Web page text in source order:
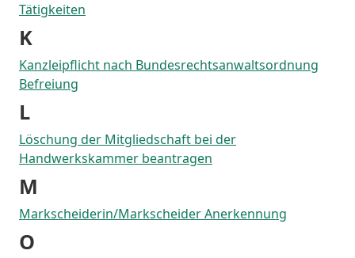
Tätigkeiten
K
Kanzleipflicht nach Bundesrechtsanwaltsordnung
Befreiung
L
Löschung der Mitgliedschaft bei der
Handwerkskammer beantragen
M
Markscheiderin/Markscheider Anerkennung
O